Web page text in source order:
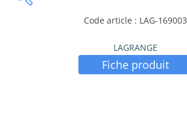
42 €
Code article : LAG-169003
LAGRANGE
Fiche produit